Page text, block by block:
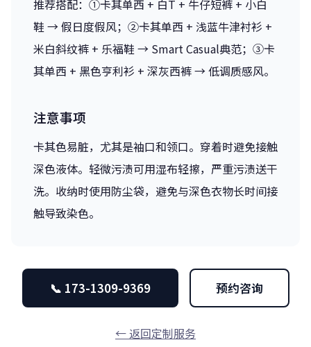
推荐搭配：①卡其单西 + 白T + 牛仔短裤 + 小白
鞋 → 假日度假风；②卡其单西 + 浅蓝牛津衬衫 +
米白斜纹裤 + 乐福鞋 → Smart Casual典范；③卡
其单西 + 黑色亨利衫 + 深灰西裤 → 低调质感风。
注意事项
卡其色易脏，尤其是袖口和领口。穿着时避免接触
深色液体。轻微污渍可用湿布轻擦，严重污渍送干
洗。收纳时使用防尘袋，避免与深色衣物长时间接
触导致染色。
📞 173-1309-9369 预约咨询
← 返回定制服务